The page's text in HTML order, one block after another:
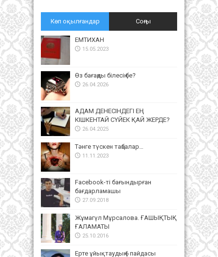
Көп оқылғандар Соңғы
ЕМТИХАН
15.05.2023
Өз бағаңды білесің бе?
26.04.2026
АДАМ ДЕНЕСІНДЕГІ ЕҢ
КІШКЕНТАЙ СҮЙЕК ҚАЙ ЖЕРДЕ?
26.04.2025
Тәнге түскен таңбалар…
11.11.2023
Facebook-ті бағындырған
бағдарламашы
27.09.2018
Жұмагүл Мұрсалова. ҒАШЫҚТЫҚ
ҒАЛАМАТЫ
25.10.2016
Ерте ұйықтаудың 6 пайдасы